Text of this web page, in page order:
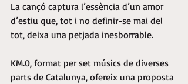
La cançó captura l’essència d’un amor
d’estiu que, tot i no definir-se mai del
tot, deixa una petjada inesborrable.
KM.0, format per set músics de diverses
parts de Catalunya, ofereix una proposta